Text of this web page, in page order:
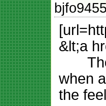
&lt;a
when
the